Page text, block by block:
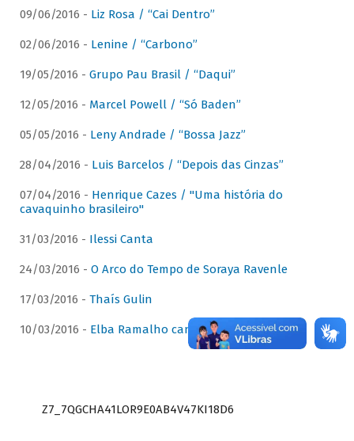
09/06/2016 - Liz Rosa / “Cai Dentro”
02/06/2016 - Lenine / “Carbono”
19/05/2016 - Grupo Pau Brasil / “Daqui”
12/05/2016 - Marcel Powell / “Só Baden”
05/05/2016 - Leny Andrade / “Bossa Jazz”
28/04/2016 - Luis Barcelos / “Depois das Cinzas”
07/04/2016 - Henrique Cazes / "Uma história do
cavaquinho brasileiro"
31/03/2016 - Ilessi Canta
24/03/2016 - O Arco do Tempo de Soraya Ravenle
17/03/2016 - Thaís Gulin
10/03/2016 - Elba Ramalho canta Dominguinhos
Z7_7QGCHA41LOR9E0AB4V47KI18D6